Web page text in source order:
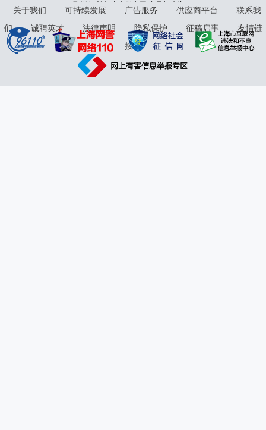
jubao@eastmoney.com
31010402000120号版权所有:东方财富网意见与建议:4000300059/952500
关于我们 可持续发展 广告服务 供应商平台
联系我
们
诚聘英才 法律声明 隐私保护 征稿启事
友情链
接